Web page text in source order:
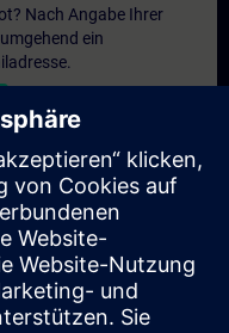
Nach Angabe Ihrer
ein
und
vor Ort bei Ihnen,
Nachdem Sie
Trainingsbedarf